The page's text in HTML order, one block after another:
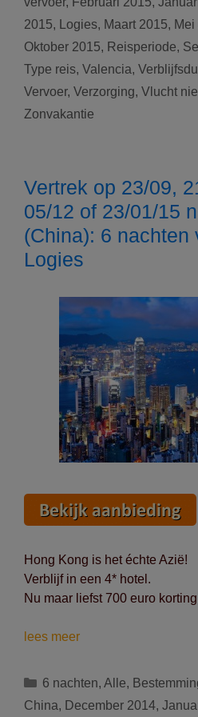
(Spanje):
1,
2,
4
weken
2015, Logies, Maart 2015, Mei
Oktober 2015, Reisperiode,
Type reis, Valencia,
Vervoer, Verzorging, Vlucht
Zonvakantie
Vertrek op 23/09,
05/12 of 23/01/15
(China): 6 nachten
Logies
Hong Kong is het échte Azië!
Verblijf in een 4* hotel.
Nu maar liefst 700 euro
lees meerVertrek
21/11,
28/11,
Categorieën
6 nachten, Alle,
China, December 2014,